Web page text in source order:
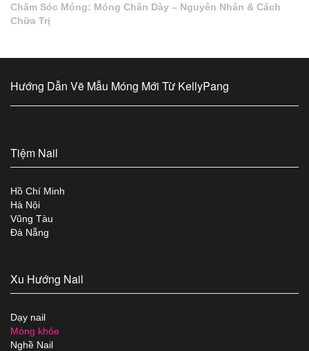
Chăm Sóc Móng: Móng Chân Dày – Nguyên Nhân & Cách
Chữa Trị
Hướng Dẫn Vẽ Mẫu Móng Mới Từ KellyPang
Tiệm Nail
Hồ Chí Minh
Hà Nội
Vũng Tàu
Đà Nẵng
Xu Hướng Nail
Dạy nail
Móng khỏe
Nghề Nail